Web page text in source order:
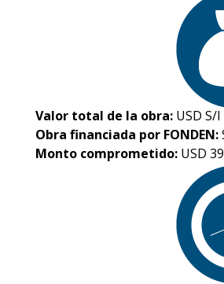
Valor total de la obra: USD S/I
Obra financiada por FONDEN:
Monto comprometido: USD